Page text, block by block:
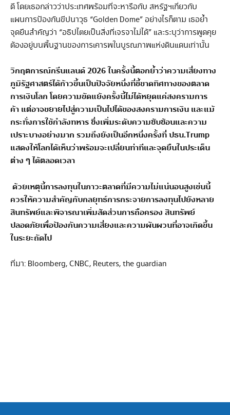
ดี โดยเธอกล่าวว่าประเทศพร้อมที่จะหารือกับ สหรัฐฯเกี่ยวกับ
แผนการป้องกันขีปนาวุธ “Golden Dome” อย่างไรก็ตาม เธอย้ำ
จุดยืนสำคัญว่า “อธิปไตยเป็นสิ่งที่เจรจาไม่ได้” และระบุว่าการพูดคุย
ต้องอยู่บนพื้นฐานของการเคารพในบูรณภาพแห่งดินแดนเท่านั้น
วิกฤตการณ์กรีนแลนด์ 2026ในครั้งนี้ตอกย้ำว่าความเสี่ยงทาง
ภูมิรัฐศาสตร์ได้ก้าวขึ้นเป็นปัจจัยหนึ่งที่ชี้ขาดทิศทางของตลาด
การเงินโลก โดยความขัดแย้งครั้งนี้ไม่ได้หยุดแค่สงครามการ
ค้า แต่อาจขยายไปสู่ความเป็นไปได้ของสงครามการเงิน และแม้
กระทั่งการใช้กำลังทหารซึ่งเพิ่มระดับความซับซ้อนและความ
เปราะบางอย่างมาก รวมถึงยังเป็นอีกหนึ่งครั้งที่ ปธน.Trump
แสดงให้โลกได้เห็นว่าพร้อมจะเปลี่ยนท่าทีและจุดยืนในประเด็น
ต่าง ๆ ได้ตลอดเวลา
ด้วยเหตุนี้การลงทุนในภาวะตลาดที่มีความไม่แน่นอนสูงเช่นนี้
ควรให้ความสำคัญกับกลยุทธ์การกระจายการลงทุนไปยังหลาย
สินทรัพย์และพิจารณาเพิ่มสัดส่วนการถือครอง สินทรัพย์
ปลอดภัยเพื่อป้องกันความเสี่ยงและความผันผวนที่อาจเกิดขึ้น
ในระยะถัดไป
ที่มา: Bloomberg, CNBC, Reuters, the guardian